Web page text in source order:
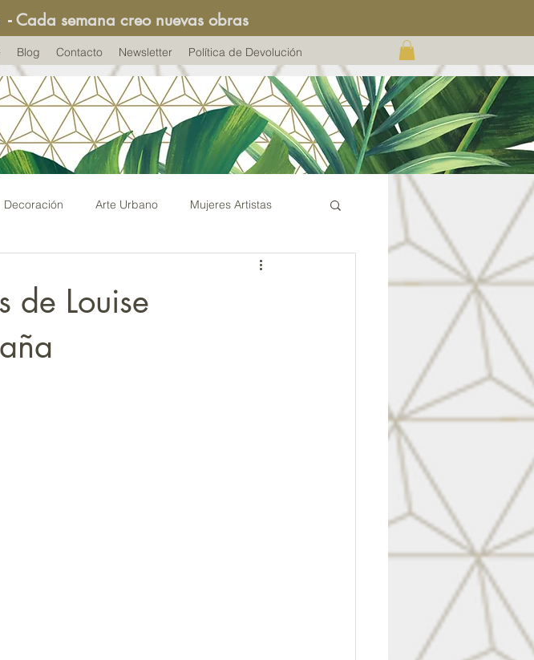
-Cada semana creo nuevas obras
Blog Contacto Newsletter Política de Devolución
Decoración Arte Urbano Mujeres Artistas
de Louise